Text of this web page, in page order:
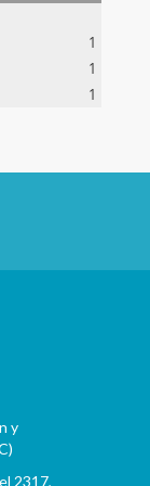
1
1
1
y
2317,